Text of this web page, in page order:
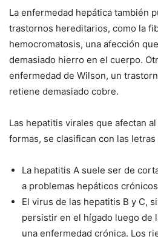
La enfermedad hepática también
trastornos hereditarios, como la
hemocromatosis, una afección
demasiado hierro en el cuerpo.
enfermedad de Wilson, un
retiene demasiado cobre.
Las hepatitis virales que afectan
formas, se clasifican con las letras
La hepatitis A suele ser de
a problemas hepáticos
El virus de las hepatitis B y C,
persistir en el hígado luego de
una enfermedad crónica. Los